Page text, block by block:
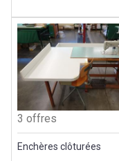
3 offres
Enchères clôturées